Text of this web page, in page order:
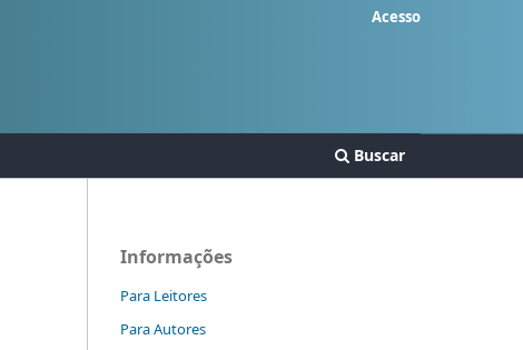
Buscar
Acesso
Informações
Para Leitores
Para Autores